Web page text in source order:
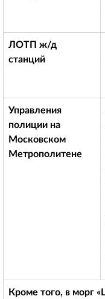
ЛОТП ж/д
станций
Управления
полиции на
Московском
Метрополитене
Кроме того, в морг